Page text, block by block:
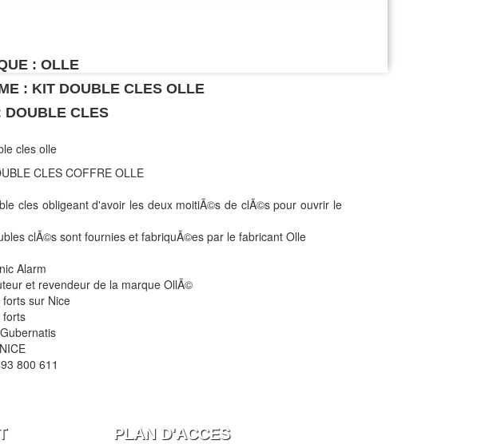
: OLLE
: KIT DOUBLE CLES OLLE
DOUBLE CLES
cles olle
CLES COFFRE OLLE
cles obligeant d'avoir les deux moitiÃ©s de clÃ©s pour ouvrir le
clÃ©s sont fournies et fabriquÃ©es par le fabricant Olle
Alarm
et revendeur de la marque OllÃ©
forts sur Nice
forts
800 611
PLAN D'ACCES